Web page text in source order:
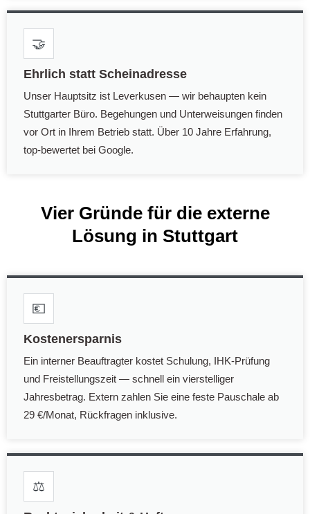
🤝
Ehrlich statt Scheinadresse
Unser Hauptsitz ist Leverkusen — wir behaupten kein
Stuttgarter Büro. Begehungen und Unterweisungen finden
vor Ort in Ihrem Betrieb statt. Über 10 Jahre Erfahrung,
top-bewertet bei Google.
Vier Gründe für die externe
Lösung in Stuttgart
💶
Kostenersparnis
Ein interner Beauftragter kostet Schulung, IHK-Prüfung
und Freistellungszeit — schnell ein vierstelliger
Jahresbetrag. Extern zahlen Sie eine feste Pauschale ab
29 €/Monat, Rückfragen inklusive.
⚖️